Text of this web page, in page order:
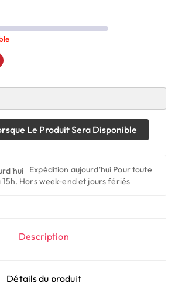
Le Produit Sera Disponible
Expédition aujourd'hui Pour toute
15h. Hors week-end et jours fériés
Description
Détails du produit